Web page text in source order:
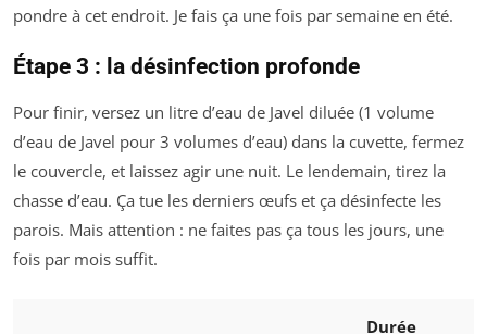
pondre à cet endroit. Je fais ça une fois par semaine en été.
Étape 3 : la désinfection profonde
Pour finir, versez un litre d’eau de Javel diluée (1 volume
d’eau de Javel pour 3 volumes d’eau) dans la cuvette, fermez
le couvercle, et laissez agir une nuit. Le lendemain, tirez la
chasse d’eau. Ça tue les derniers œufs et ça désinfecte les
parois. Mais attention : ne faites pas ça tous les jours, une
fois par mois suffit.
Durée